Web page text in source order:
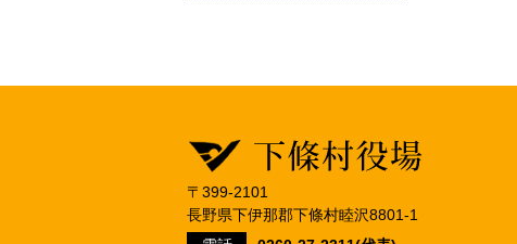
〒399-2101
長野県下伊那郡下條村睦沢8801-1